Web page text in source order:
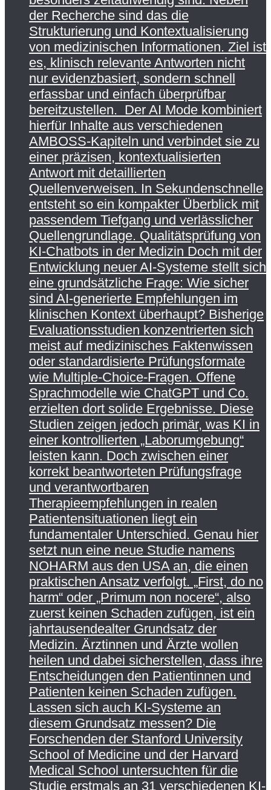
der Recherche sind das die
Strukturierung und Kontextualisierung
von medizinischen Informationen. Ziel ist
es, klinisch relevante Antworten nicht
nur evidenzbasiert, sondern schnell
erfassbar und einfach überprüfbar
bereitzustellen. Der AI Mode kombiniert
hierfür Inhalte aus verschiedenen
AMBOSS-Kapiteln und verbindet sie zu
einer präzisen, kontextualisierten
Antwort mit detaillierten
Quellenverweisen. In Sekundenschnelle
entsteht so ein kompakter Überblick mit
passendem Tiefgang und verlässlicher
Quellengrundlage. Qualitätsprüfung von
KI-Chatbots in der Medizin Doch mit der
Entwicklung neuer AI-Systeme stellt sich
eine grundsätzliche Frage: Wie sicher
sind AI-generierte Empfehlungen im
klinischen Kontext überhaupt? Bisherige
Evaluationsstudien konzentrierten sich
meist auf medizinisches Faktenwissen
oder standardisierte Prüfungsformate
wie Multiple-Choice-Fragen. Offene
Sprachmodelle wie ChatGPT und Co.
erzielten dort solide Ergebnisse. Diese
Studien zeigen jedoch primär, was KI in
einer kontrollierten „Laborumgebung“
leisten kann. Doch zwischen einer
korrekt beantworteten Prüfungsfrage
und verantwortbaren
Therapieempfehlungen in realen
Patientensituationen liegt ein
fundamentaler Unterschied. Genau hier
setzt nun eine neue Studie namens
NOHARM aus den USA an, die einen
praktischen Ansatz verfolgt. „First, do no
harm“ oder „Primum non nocere“, also
zuerst keinen Schaden zufügen, ist ein
jahrtausendealter Grundsatz der
Medizin. Ärztinnen und Ärzte wollen
heilen und dabei sicherstellen, dass ihre
Entscheidungen den Patientinnen und
Patienten keinen Schaden zufügen.
Lassen sich auch KI-Systeme an
diesem Grundsatz messen? Die
Forschenden der Stanford University
School of Medicine und der Harvard
Medical School untersuchten für die
Studie erstmals an 31 verschiedenen KI-